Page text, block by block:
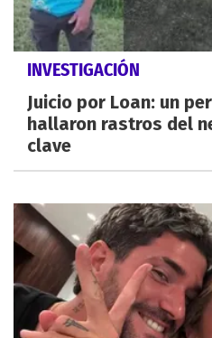
INVESTIGACIÓN
Juicio por Loan: un
hallaron rastros del
clave